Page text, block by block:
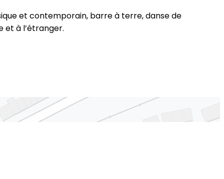
et contemporain, barre à terre, danse de
et à l’étranger.